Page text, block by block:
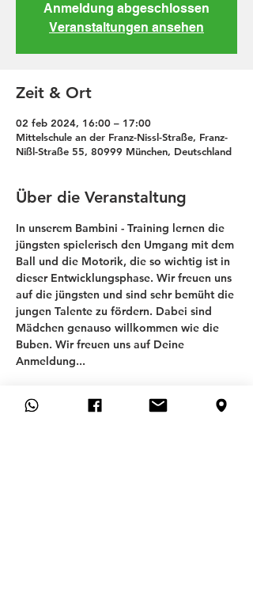
Anmeldung abgeschlossen
Veranstaltungen ansehen
Zeit & Ort
02 feb 2024, 16:00 – 17:00
Mittelschule an der Franz-Nissl-Straße, Franz-
Nißl-Straße 55, 80999 München, Deutschland
Über die Veranstaltung
In unserem Bambini - Training lernen die
jüngsten spielerisch den Umgang mit dem
Ball und die Motorik, die so wichtig ist in
dieser Entwicklungsphase. Wir freuen uns
auf die jüngsten und sind sehr bemüht die
jungen Talente zu fördern. Dabei sind
Mädchen genauso willkommen wie die
Buben. Wir freuen uns auf Deine
Anmeldung...